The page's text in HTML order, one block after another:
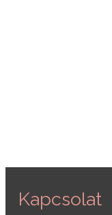
Kapcsolat